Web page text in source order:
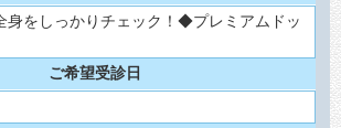
をしっかりチェック！◆プレミアムドッ
ご希望受診日